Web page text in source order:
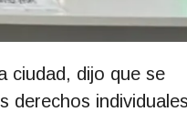
ciudad, dijo que se
derechos